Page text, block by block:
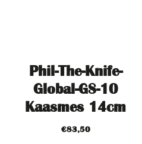
Phil-The-Knife-
Global-GS-10
Kaasmes 14cm
€83,50